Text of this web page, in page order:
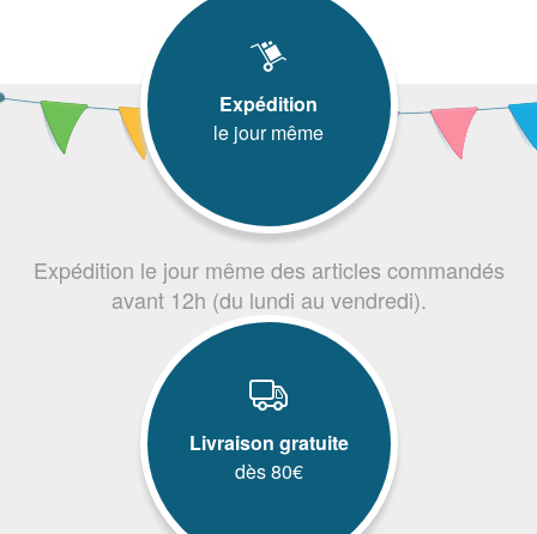
Expédition
le jour même
Expédition le jour même des articles commandés
avant 12h (du lundi au vendredi).
Livraison gratuite
dès 80€